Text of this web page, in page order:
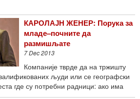
КАРОЛАЈН ЖЕНЕР: Порука за
младе–почните да
размишљате
7 Dec 2013
Компаније тврде да на тржишту
људи или се географски
где су потребни радници: ако има